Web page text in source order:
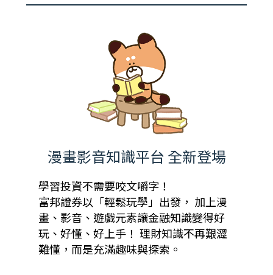
漫畫影音知識平台 全新登場
學習投資不需要咬文嚼字！
富邦證券以「輕鬆玩學」出發， 加上漫
畫、影音、遊戲元素讓金融知識變得好
玩、好懂、好上手！ 理財知識不再艱澀
難懂，而是充滿趣味與探索。